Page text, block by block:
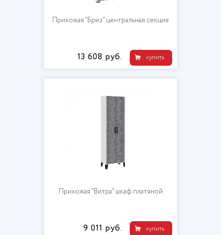
Прихожая "Бриз" центральная секция
купить
13 608 руб.
Прихожая "Витра" шкаф платяной
купить
9 011 руб.